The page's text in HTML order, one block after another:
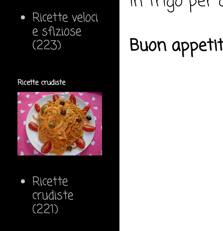
Buon
Ricette veloci
e sfiziose
(223)
Ricette crudiste
Ricette
crudiste
(221)